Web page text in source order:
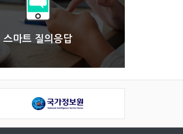
스마트 질의응답